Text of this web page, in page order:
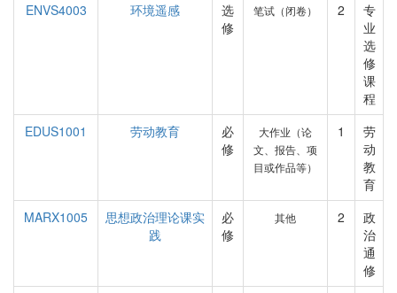
ENVS4003
环境遥感
选
修
笔试（闭卷） 2
专
业
选
修
课
程
EDUS1001
劳动教育
必
修
大作业（论
文、报告、项
目或作品等）
1
劳
动
教
育
MARX1005
思想政治理论课实
践
必
修
其他 2
政
治
通
修